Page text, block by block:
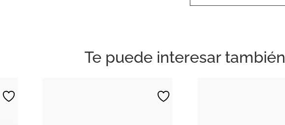
Te puede interesar también